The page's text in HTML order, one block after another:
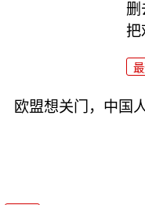
删
把
欧盟想关门，中国